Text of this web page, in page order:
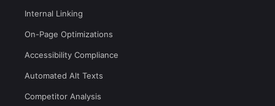
Internal Linking
On-Page Optimizations
Accessibility Compliance
Automated Alt Texts
Competitor Analysis